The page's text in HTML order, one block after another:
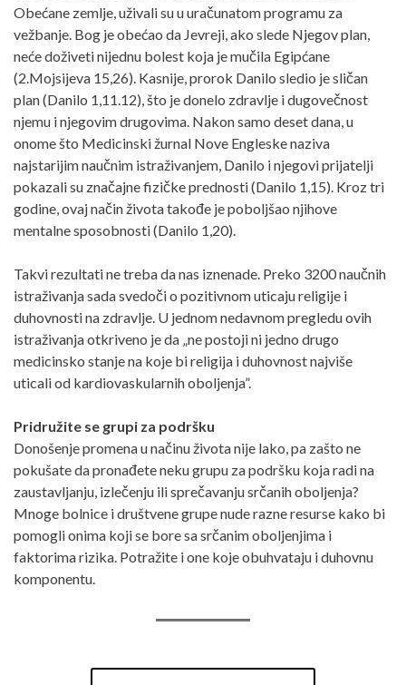
Obećane zemlje, uživali su u uračunatom programu za
vežbanje. Bog je obećao da Jevreji, ako slede Njegov plan,
neće doživeti nijednu bolest koja je mučila Egipćane
(2.Mojsijeva 15,26). Kasnije, prorok Danilo sledio je sličan
plan (Danilo 1,11.12), što je donelo zdravlje i dugovečnost
njemu i njegovim drugovima. Nakon samo deset dana, u
onome što Medicinski žurnal Nove Engleske naziva
najstarijim naučnim istraživanjem, Danilo i njegovi prijatelji
pokazali su značajne fizičke prednosti (Danilo 1,15). Kroz tri
godine, ovaj način života takođe je poboljšao njihove
mentalne sposobnosti (Danilo 1,20).
Takvi rezultati ne treba da nas iznenade. Preko 3200 naučnih
istraživanja sada svedoči o pozitivnom uticaju religije i
duhovnosti na zdravlje. U jednom nedavnom pregledu ovih
istraživanja otkriveno je da „ne postoji ni jedno drugo
medicinsko stanje na koje bi religija i duhovnost najviše
uticali od kardiovaskularnih oboljenja”.
Pridružite se grupi za podršku
Donošenje promena u načinu života nije lako, pa zašto ne
pokušate da pronađete neku grupu za podršku koja radi na
zaustavljanju, izlečenju ili sprečavanju srčanih oboljenja?
Mnoge bolnice i društvene grupe nude razne resurse kako bi
pomogli onima koji se bore sa srčanim oboljenjima i
faktorima rizika. Potražite i one koje obuhvataju i duhovnu
komponentu.